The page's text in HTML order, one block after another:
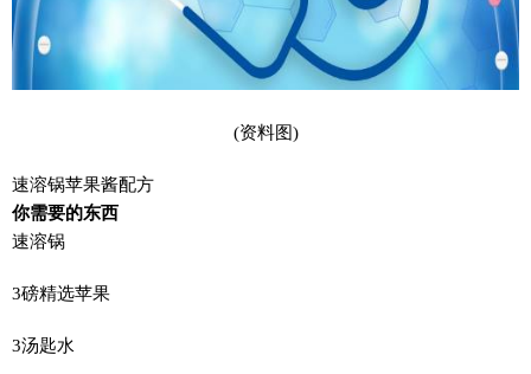
(资料图)
速溶锅苹果酱配方
你需要的东西
速溶锅
3磅精选苹果
3汤匙水